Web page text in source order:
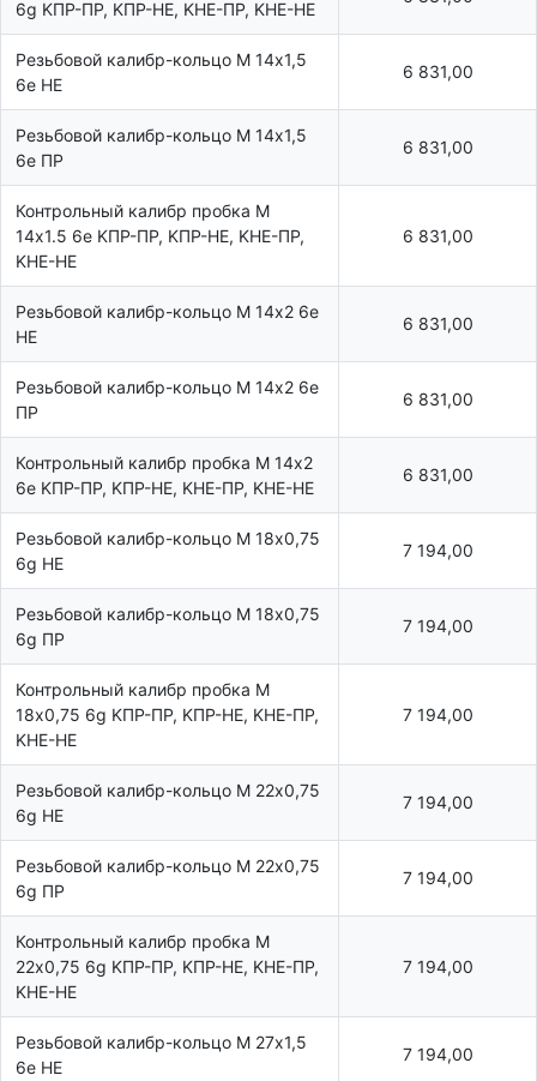
6g KПР-ПР, KПР-HE, KHE-ПР, KHE-HE
Резьбовой калибр-кольцо М 14х1,5
6e НЕ
6 831,00
Резьбовой калибр-кольцо М 14х1,5
6e ПР
6 831,00
Контрольный калибр пробка М
14х1.5 6e KПР-ПР, KПР-HE, KHE-ПР,
KHE-HE
6 831,00
Резьбовой калибр-кольцо М 14х2 6e
НЕ
6 831,00
Резьбовой калибр-кольцо М 14х2 6e
ПР
6 831,00
Контрольный калибр пробка М 14х2
6e KПР-ПР, KПР-HE, KHE-ПР, KHE-HE
6 831,00
Резьбовой калибр-кольцо М 18х0,75
6g НЕ
7 194,00
Резьбовой калибр-кольцо М 18х0,75
6g ПР
7 194,00
Контрольный калибр пробка М
18х0,75 6g KПР-ПР, KПР-HE, KHE-ПР,
KHE-HE
7 194,00
Резьбовой калибр-кольцо М 22х0,75
6g НЕ
7 194,00
Резьбовой калибр-кольцо М 22х0,75
6g ПР
7 194,00
Контрольный калибр пробка М
22х0,75 6g KПР-ПР, KПР-HE, KHE-ПР,
KHE-HE
7 194,00
Резьбовой калибр-кольцо М 27х1,5
6e НЕ
7 194,00